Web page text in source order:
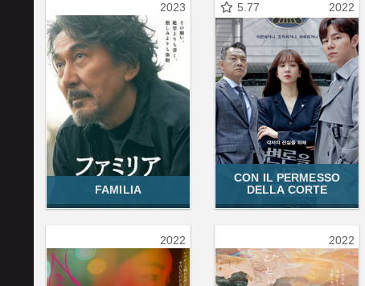
2023
FAMILIA
5.77 2022
CON IL PERMESSO
DELLA CORTE
2022 2022